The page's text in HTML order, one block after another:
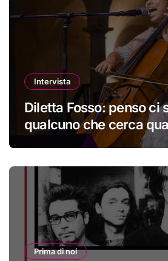
Intervista
Diletta Fosso: penso ci
qualcuno che cerca
Prima di noi